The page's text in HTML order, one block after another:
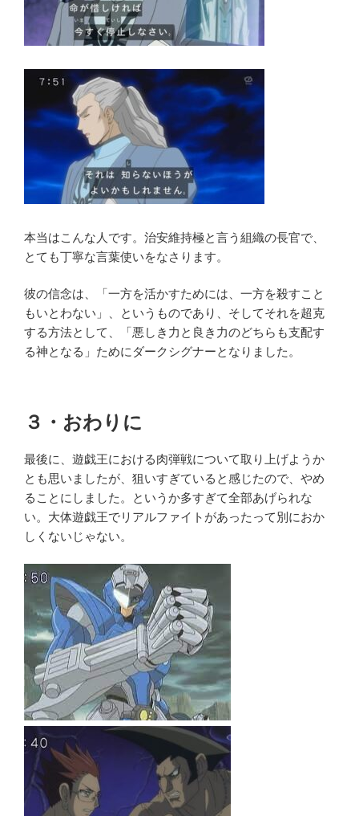
本当はこんな人です。治安維持極と言う組織の長官で、
とても丁寧な言葉使いをなさります。
彼の信念は、「一方を活かすためには、一方を殺すこと
もいとわない」、というものであり、そしてそれを超克
する方法として、「悪しき力と良き力のどちらも支配す
る神となる」ためにダークシグナーとなりました。
３・おわりに
最後に、遊戯王における肉弾戦について取り上げようか
とも思いましたが、狙いすぎていると感じたので、やめ
ることにしました。というか多すぎて全部あげられな
い。大体遊戯王でリアルファイトがあったって別におか
しくないじゃない。